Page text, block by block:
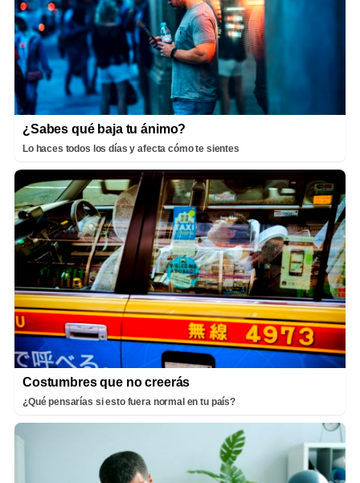
¿Sabes qué baja tu ánimo?
Lo haces todos los días y afecta cómo te sientes
Costumbres que no creerás
¿Qué pensarías si esto fuera normal en tu país?